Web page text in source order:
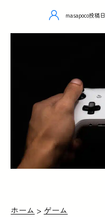
masapoco投稿日
ホーム > ゲーム